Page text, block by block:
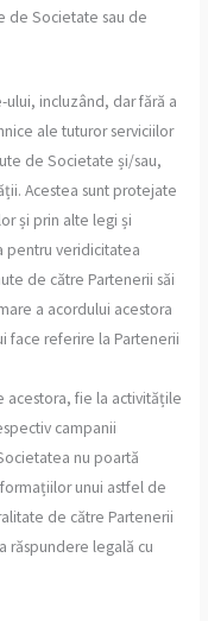
de Societate sau de
incluzând, dar fără a
ale tuturor serviciilor
de Societate și/sau,
Acestea sunt protejate
și prin alte legi și
pentru veridicitatea
de către Partenerii săi
a acordului acestora
face referire la Partenerii
fie la activitățile
campanii
nu poartă
unui astfel de
de către Partenerii
răspundere legală cu